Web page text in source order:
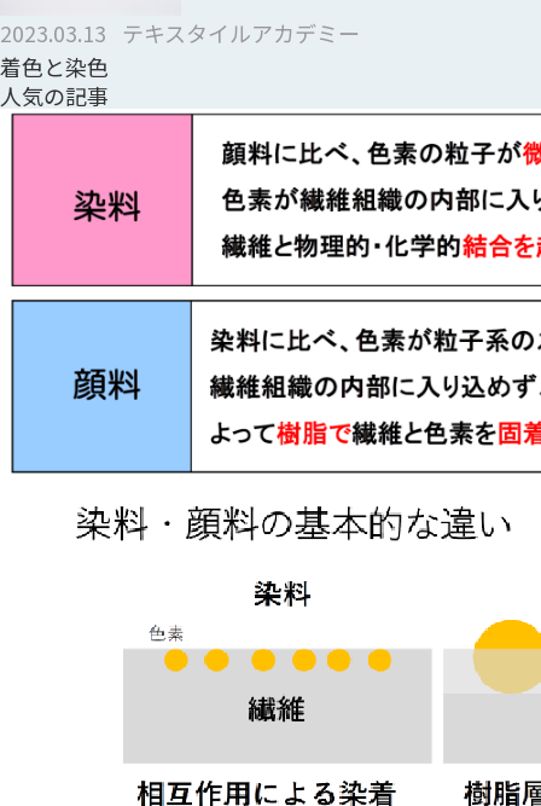
2023.03.13
テキスタイルアカデミー
着色と染色
人気の記事